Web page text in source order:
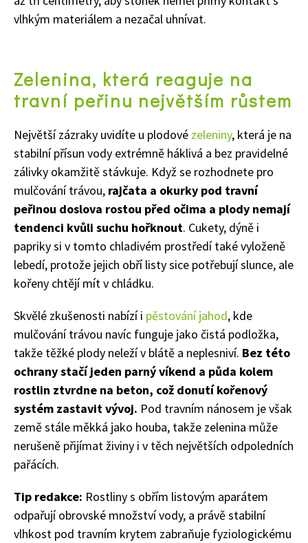
vlhkým materiálem a nezačal uhnívat.
Zelenina, která reaguje na
travní peřinu největším růstem
Největší zázraky uvidíte u plodové zeleniny, která je na
stabilní přísun vody extrémně háklivá a bez pravidelné
zálivky okamžitě stávkuje. Když se rozhodnete pro
mulčování trávou, rajčata a okurky pod travní
peřinou doslova rostou před očima a plody nemají
tendenci kvůli suchu hořknout. Cukety, dýně i
papriky si v tomto chladivém prostředí také vyloženě
lebedí, protože jejich obří listy sice potřebují slunce, ale
kořeny chtějí mít v chládku.
Skvělé zkušenosti nabízí i pěstování jahod, kde
mulčování trávou navíc funguje jako čistá podložka,
takže těžké plody neleží v blátě a neplesniví. Bez této
ochrany stačí jeden parný víkend a půda kolem
rostlin ztvrdne na beton, což donutí kořenový
systém zastavit vývoj. Pod travním nánosem je však
země stále měkká jako houba, takže zelenina může
nerušeně přijímat živiny i v těch největších odpoledních
pařácích.
Tip redakce: Rostliny s obřím listovým aparátem
odpařují obrovské množství vody, a právě stabilní
vlhkost pod travním krytem zabraňuje fyziologickému